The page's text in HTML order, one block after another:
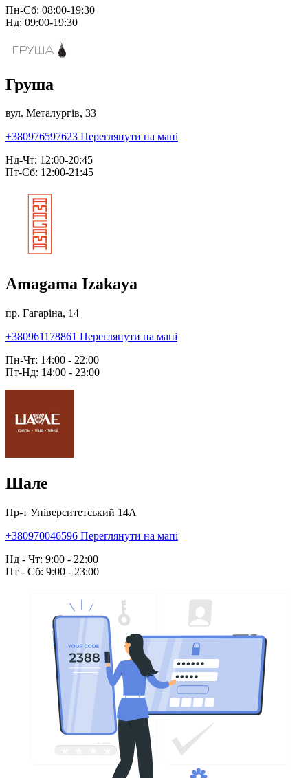
Пн-Сб: 08:00-19:30
Нд: 09:00-19:30
Груша
вул. Металургів, 33
+380976597623 Переглянути на мапі
Нд-Чт: 12:00-20:45
Пт-Сб: 12:00-21:45
Amagama Izakaya
пр. Гагаріна, 14
+380961178861 Переглянути на мапі
Пн-Чт: 14:00 - 22:00
Пт-Нд: 14:00 - 23:00
Шале
Пр-т Університетський 14А
+380970046596 Переглянути на мапі
Нд - Чт: 9:00 - 22:00
Пт - Сб: 9:00 - 23:00